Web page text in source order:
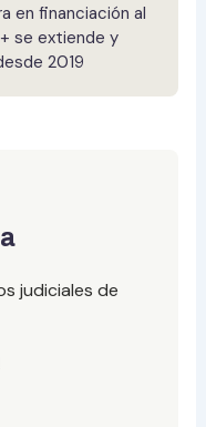
en financiación al
se extiende y
2019
judiciales de